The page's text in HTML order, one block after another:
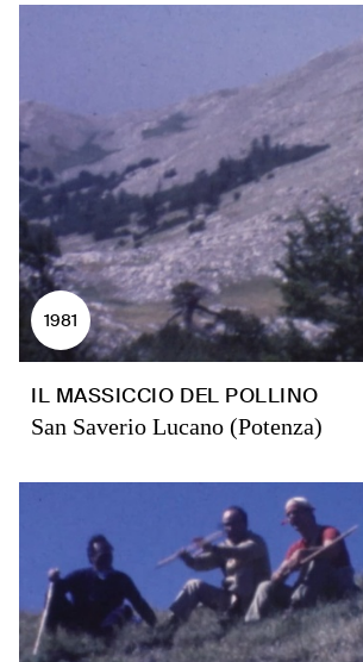
1981
IL MASSICCIO DEL POLLINO
San Saverio Lucano (Potenza)